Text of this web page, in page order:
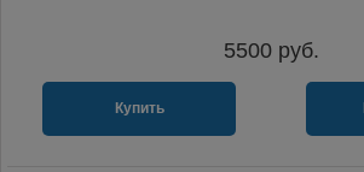
5500руб.
Купить